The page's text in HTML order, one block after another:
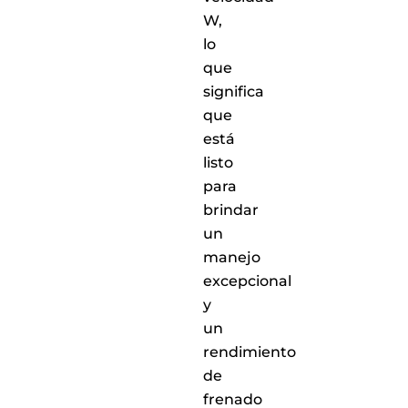
nacional
W,
lo
que
significa
que
está
listo
para
brindar
un
manejo
excepcional
y
un
rendimiento
de
frenado